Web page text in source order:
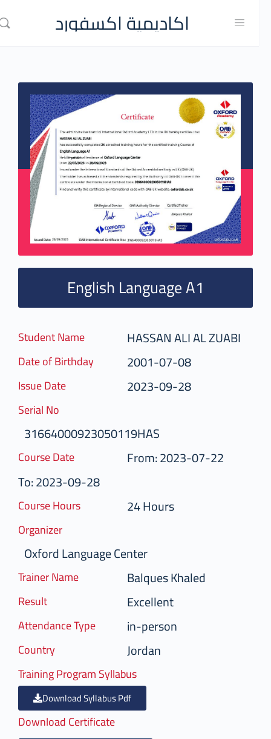
اكاديمية اكسفورد
English Language A1
Student Name HASSAN ALI AL ZUABI
Date of Birthday 2001-07-08
Issue Date 2023-09-28
Serial No
31664000923050119HAS
Course Date
From: 2023-07-22
To: 2023-09-28
Course Hours 24 Hours
Organizer
Oxford Language Center
Trainer Name Balques Khaled
Result Excellent
Attendance Type in-person
Country Jordan
Training Program Syllabus
Download Syllabus Pdf
Download Certificate